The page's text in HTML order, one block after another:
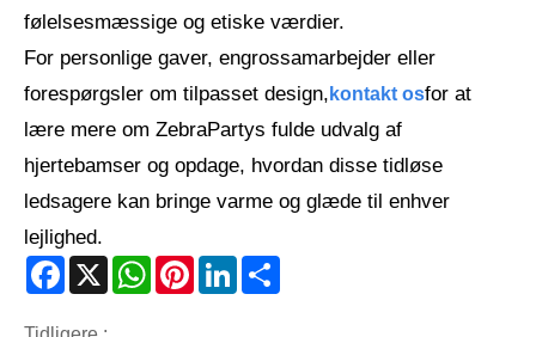
følelsesmæssige og etiske værdier.
For personlige gaver, engrossamarbejder eller
forespørgsler om tilpasset design, kontakt osfor at
lære mere om ZebraPartys fulde udvalg af
hjertebamser og opdage, hvordan disse tidløse
ledsagere kan bringe varme og glæde til enhver
lejlighed.
Facebook
X WhatsAppPinterestLinkedIn